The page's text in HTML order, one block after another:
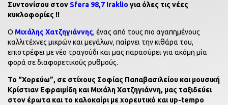
Συντονίσου στον Sfera 98,7 Iraklio για όλες τις νέες
κυκλοφορίες !!
Ο Μιχάλης Χατζηγιάννης, ένας από τους πιο αγαπημένους
καλλιτέχνες μικρών και μεγάλων, παίρνει την κιθάρα του,
επιστρέφει με νέο τραγούδι και μας παρασύρει για ακόμη μία
φορά σε διαφορετικούς ρυθμούς.
Το “Χορεύω”, σε στίχους Σοφίας Παπαβασιλείου και μουσική
Κρίστιαν Εφραιμίδη και Μιχάλη Χατζηγιάννη, μας ταξιδεύει
στον έρωτα και το καλοκαίρι με χορευτικό και up-tempo